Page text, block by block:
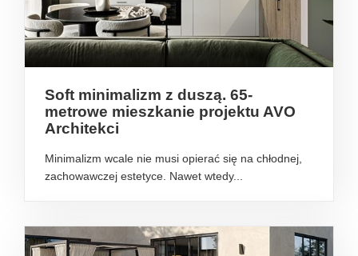
Soft minimalizm z duszą. 65-
metrowe mieszkanie projektu AVO
Architekci
Minimalizm wcale nie musi opierać się na chłodnej,
zachowawczej estetyce. Nawet wtedy...